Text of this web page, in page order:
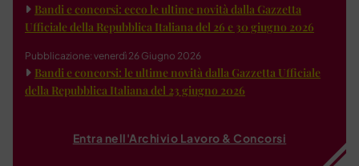
Bandi e concorsi: ecco le ultime novità dalla Gazzetta
Ufficiale della Repubblica Italiana del 26 e 30 giugno 2026
Pubblicazione: venerdì 26 Giugno 2026
Bandi e concorsi: le ultime novità dalla Gazzetta Ufficiale
della Repubblica Italiana del 23 giugno 2026
Entra nell'Archivio Lavoro & Concorsi